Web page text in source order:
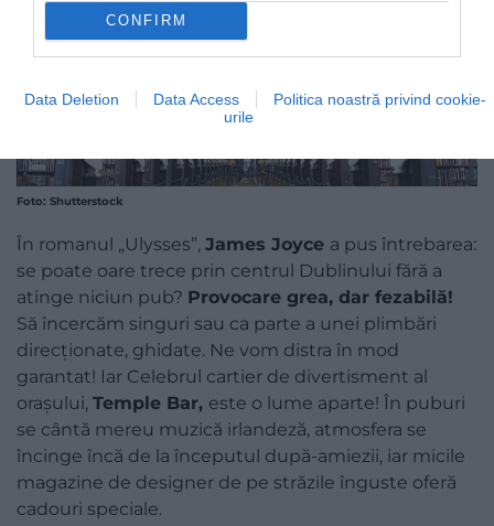
CONFIRM
Data Deletion Data Access
Politica noastră privind cookie-
urile
Foto: Shutterstock
În romanul „Ulysses”, James Joyce a pus întrebarea:
se poate oare trece prin centrul Dublinului fără a
atinge niciun pub? Provocare grea, dar fezabilă!
Să încercăm singuri sau ca parte a unei plimbări
direcţionate, ghidate. Ne vom distra în mod
garantat! Iar Celebrul cartier de divertisment al
orașului, Temple Bar, este o lume aparte! În puburi
se cântă mereu muzică irlandeză, atmosfera se
încinge încă de la începutul după-amiezii, iar micile
magazine de designer de pe străzile înguste oferă
cadouri speciale.